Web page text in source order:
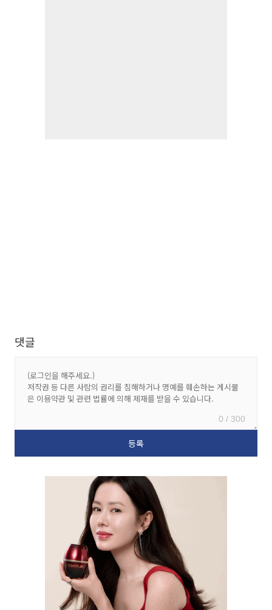
댓글
0 / 300